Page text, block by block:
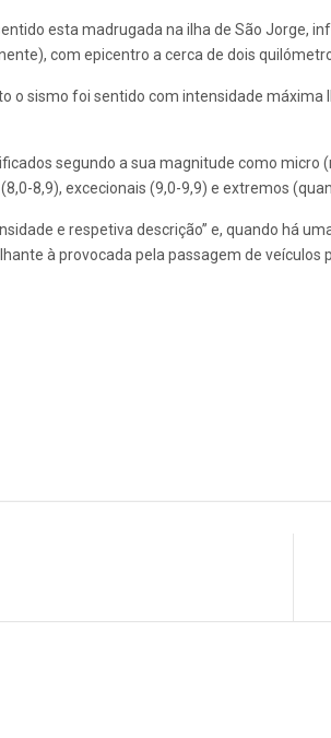
esta madrugada na ilha de São Jorge,
com epicentro a cerca de dois
sismo foi sentido com intensidade
segundo a sua magnitude como
8,9), excecionais (9,0-9,9) e extremos
e respetiva descrição” e, quando há
à provocada pela passagem de